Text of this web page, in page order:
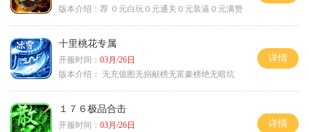
版本介绍： 荐 ０元白玩０元通关０元装逼０元满赞
十里桃花专属
开服时间： 03月/26日
版本介绍： 无充值图无捐献榜无富豪榜绝无暗坑
详情
１７６极品合击
开服时间： 03月/26日
详情